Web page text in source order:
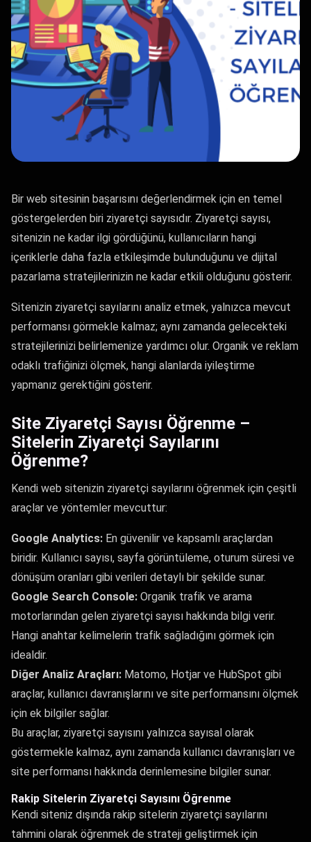
Bir web sitesinin başarısını değerlendirmek için en temel
göstergelerden biri ziyaretçi sayısıdır. Ziyaretçi sayısı,
sitenizin ne kadar ilgi gördüğünü, kullanıcıların hangi
içeriklerle daha fazla etkileşimde bulunduğunu ve dijital
pazarlama stratejilerinizin ne kadar etkili olduğunu gösterir.
Sitenizin ziyaretçi sayılarını analiz etmek, yalnızca mevcut
performansı görmekle kalmaz; aynı zamanda gelecekteki
stratejilerinizi belirlemenize yardımcı olur. Organik ve reklam
odaklı trafiğinizi ölçmek, hangi alanlarda iyileştirme
yapmanız gerektiğini gösterir.
Site Ziyaretçi Sayısı Öğrenme –
Sitelerin Ziyaretçi Sayılarını
Öğrenme?
Kendi web sitenizin ziyaretçi sayılarını öğrenmek için çeşitli
araçlar ve yöntemler mevcuttur:
Google Analytics: En güvenilir ve kapsamlı araçlardan
biridir. Kullanıcı sayısı, sayfa görüntüleme, oturum süresi ve
dönüşüm oranları gibi verileri detaylı bir şekilde sunar.
Google Search Console: Organik trafik ve arama
motorlarından gelen ziyaretçi sayısı hakkında bilgi verir.
Hangi anahtar kelimelerin trafik sağladığını görmek için
idealdir.
Diğer Analiz Araçları: Matomo, Hotjar ve HubSpot gibi
araçlar, kullanıcı davranışlarını ve site performansını ölçmek
için ek bilgiler sağlar.
Bu araçlar, ziyaretçi sayısını yalnızca sayısal olarak
göstermekle kalmaz, aynı zamanda kullanıcı davranışları ve
site performansı hakkında derinlemesine bilgiler sunar.
Rakip Sitelerin Ziyaretçi Sayısını Öğrenme
Kendi siteniz dışında rakip sitelerin ziyaretçi sayılarını
tahmini olarak öğrenmek de strateji geliştirmek için